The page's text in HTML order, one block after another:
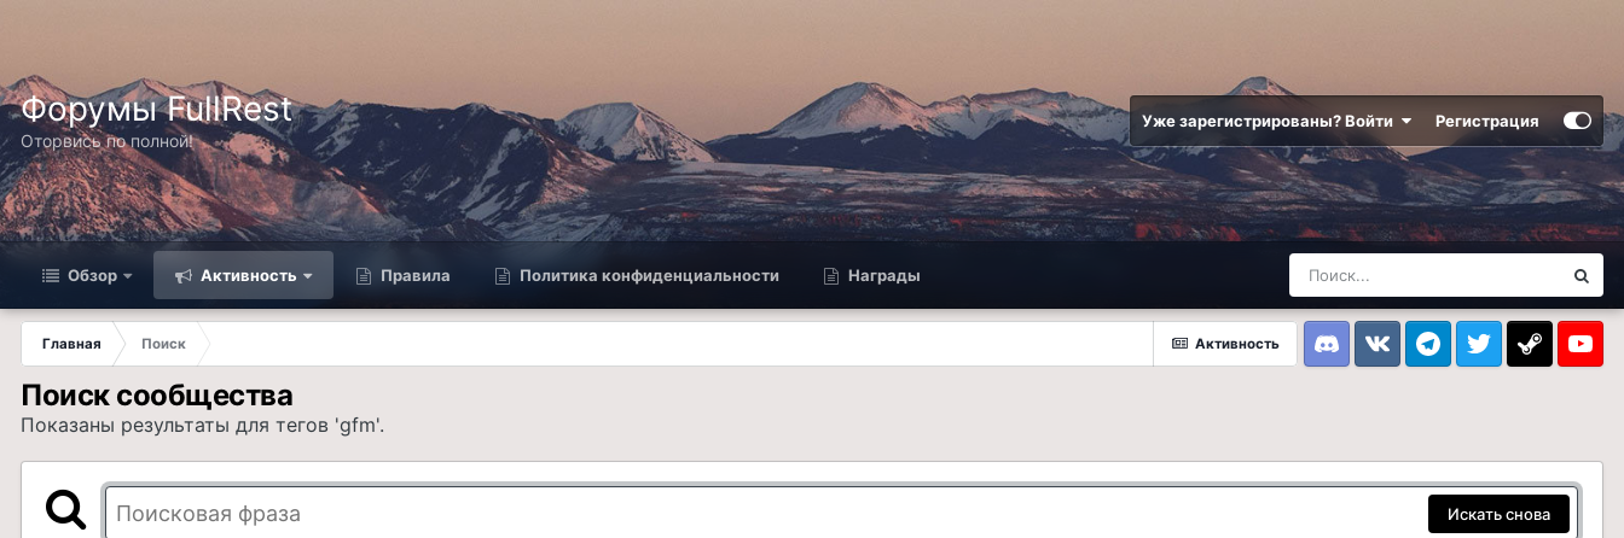
Форумы FullRest
Оторвись по полной!
Уже зарегистрированы? Войти Регистрация
Обзор Активность Правила Политика конфиденциальности Награды
Активность
Главная
Поиск
DiscordVK TelegramTwitter Steam
Поиск сообщества
Показаны результаты для тегов 'gfm'.
Искать снова